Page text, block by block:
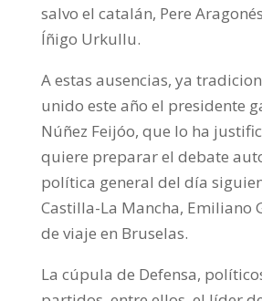
salvo el catalán, Pere
Íñigo Urkullu.
A estas ausencias, ya
unido este año el presidente
Núñez Feijóo, que lo ha
quiere preparar el debate
política general del día
Castilla-La Mancha, Emiliano
de viaje en Bruselas.
La cúpula de Defensa,